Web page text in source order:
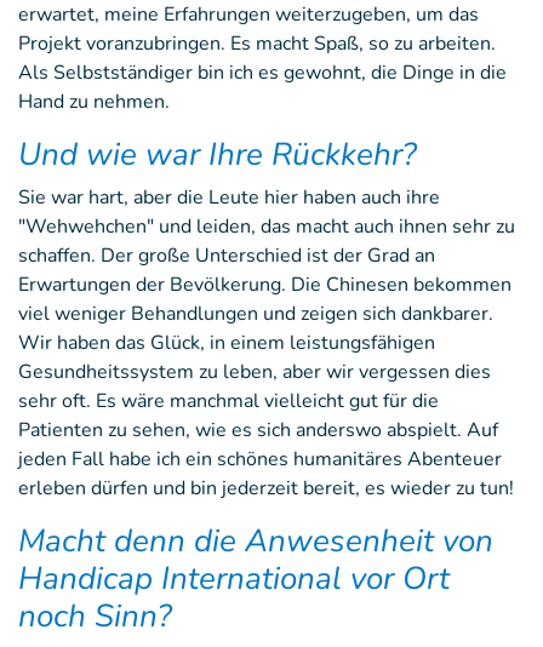
erwartet, meine Erfahrungen weiterzugeben, um das
Projekt voranzubringen. Es macht Spaß, so zu arbeiten.
Als Selbstständiger bin ich es gewohnt, die Dinge in die
Hand zu nehmen.
Und wie war Ihre Rückkehr?
Sie war hart, aber die Leute hier haben auch ihre
"Wehwehchen" und leiden, das macht auch ihnen sehr zu
schaffen. Der große Unterschied ist der Grad an
Erwartungen der Bevölkerung. Die Chinesen bekommen
viel weniger Behandlungen und zeigen sich dankbarer.
Wir haben das Glück, in einem leistungsfähigen
Gesundheitssystem zu leben, aber wir vergessen dies
sehr oft. Es wäre manchmal vielleicht gut für die
Patienten zu sehen, wie es sich anderswo abspielt. Auf
jeden Fall habe ich ein schönes humanitäres Abenteuer
erleben dürfen und bin jederzeit bereit, es wieder zu tun!
Macht denn die Anwesenheit von
Handicap International vor Ort
noch Sinn?